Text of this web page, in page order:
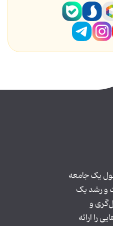
یک جامعه
و رشد یک
و
را ارائه